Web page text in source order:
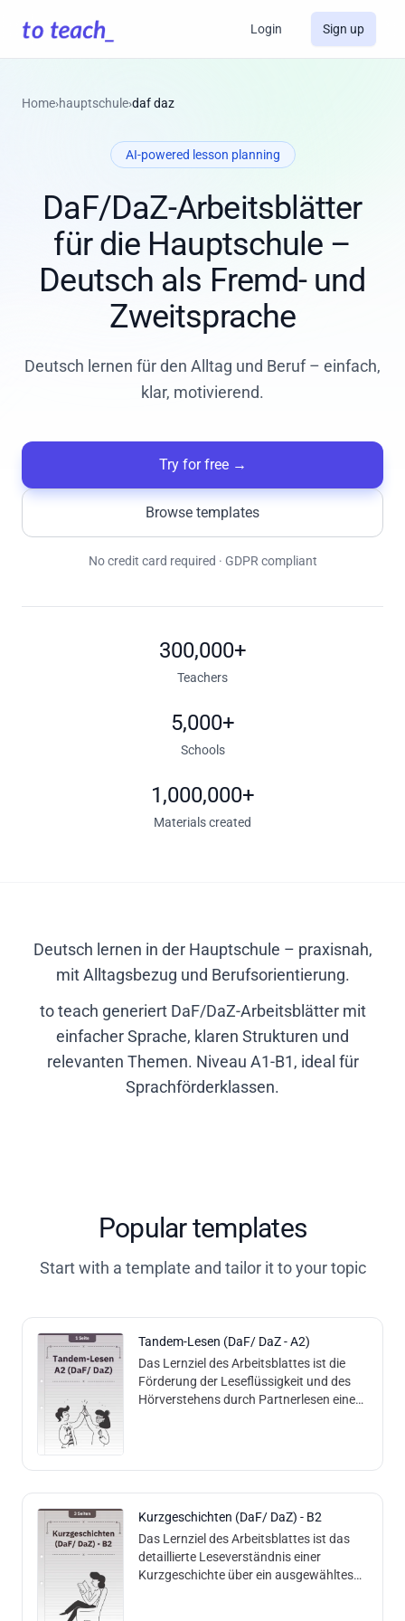
Login Sign up
Home›hauptschule›daf daz
AI-powered lesson planning
DaF/DaZ-Arbeitsblätter
für die Hauptschule –
Deutsch als Fremd- und
Zweitsprache
Deutsch lernen für den Alltag und Beruf – einfach,
klar, motivierend.
Try for free→
Browse templates
No credit card required · GDPR compliant
300,000+
Teachers
5,000+
Schools
1,000,000+
Materials created
Deutsch lernen in der Hauptschule – praxisnah,
mit Alltagsbezug und Berufsorientierung.
to teach generiert DaF/DaZ-Arbeitsblätter mit
einfacher Sprache, klaren Strukturen und
relevanten Themen. Niveau A1-B1, ideal für
Sprachförderklassen.
Popular templates
Start with a template and tailor it to your topic
Tandem-Lesen (DaF/ DaZ - A2)
Das Lernziel des Arbeitsblattes ist die
Förderung der Leseflüssigkeit und des
Hörverstehens durch Partnerlesen eines
über ein ausgewähltes Thema. Die
Methode ist das "Tandem-Lesen", bei dem
lesen, um die Aussprache und das
Verständnis zu üben. Kompetenzen:
Leseflüssigkeit und Aussprache
Hörverstehen (beim Zuhören des
Kurzgeschichten (DaF/ DaZ) - B2
Das Lernziel des Arbeitsblattes ist das
detaillierte Leseverständnis einer
Kurzgeschichte über ein ausgewähltes